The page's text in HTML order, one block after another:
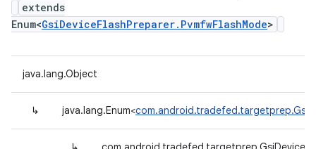
extends
Enum<GsiDeviceFlashPreparer.PvmfwFlashMode>
java.lang.Object
↳ java.lang.Enum<